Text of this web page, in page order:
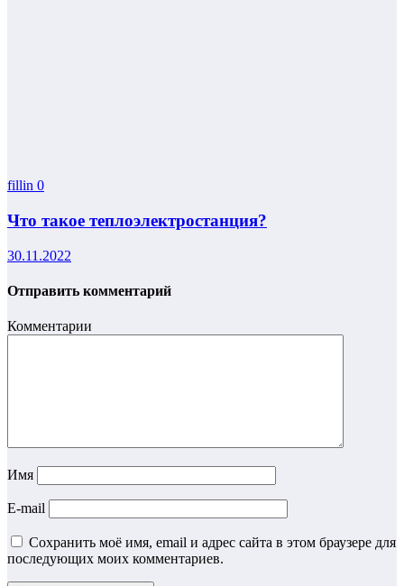
fillin 0
Что такое теплоэлектростанция?
30.11.2022
Отправить комментарий
Комментарии
Имя
E-mail
Сохранить моё имя, email и адрес сайта в этом браузере для
последующих моих комментариев.